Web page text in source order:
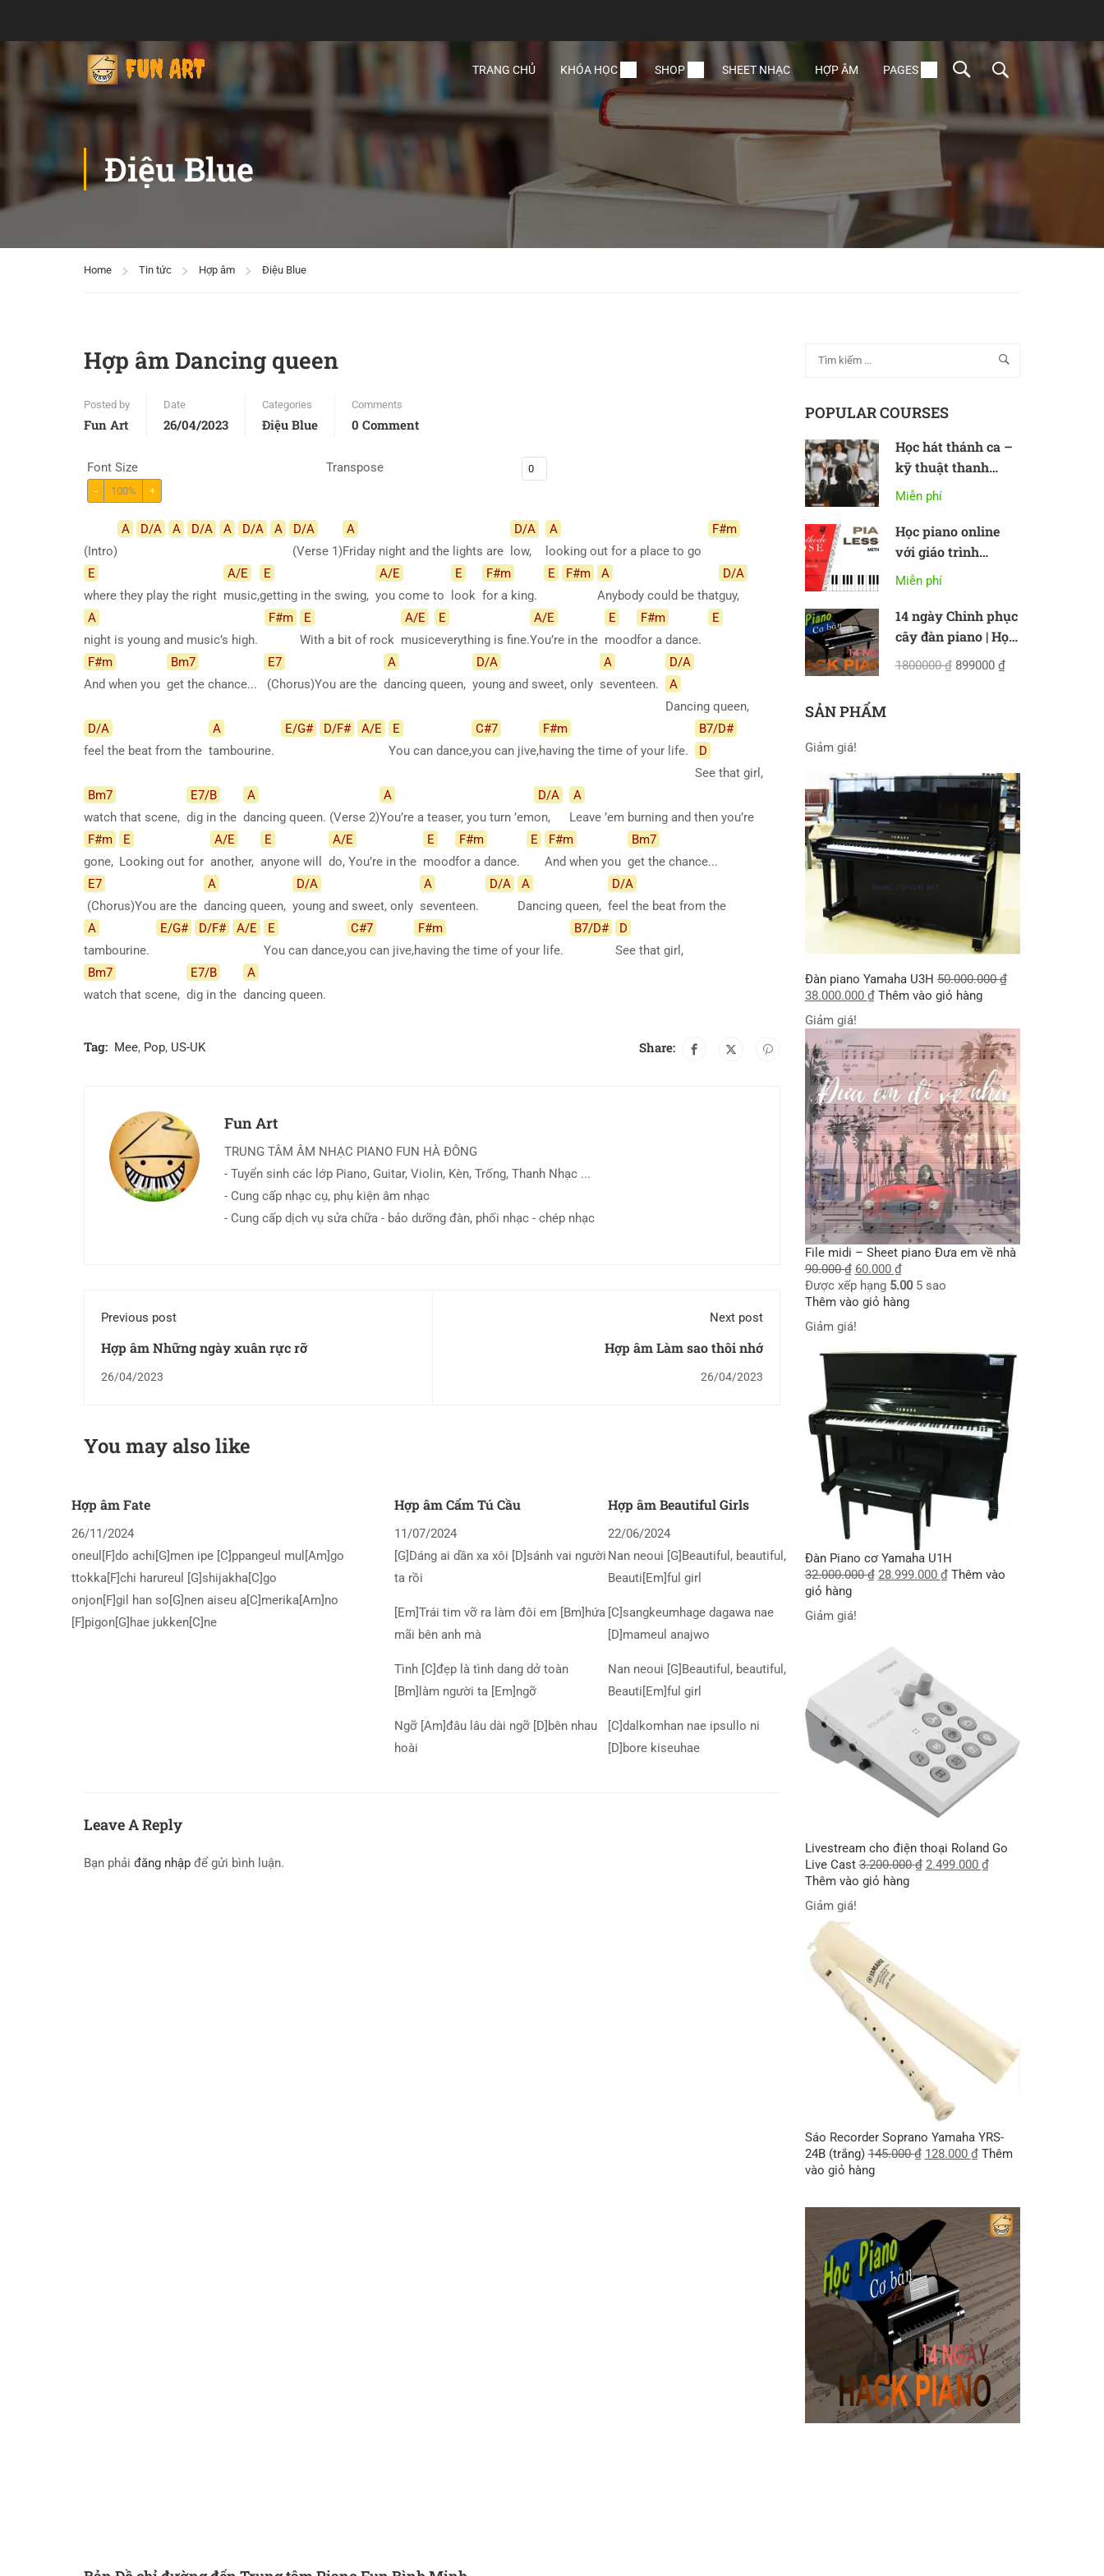
TRANG CHỦ KHÓA HỌC SHOP SHEET NHẠC HỢP ÂM PAGES
Điệu Blue
Home Tin tức Hợp âm Điệu Blue
Hợp âm Dancing queen
Posted by
Fun Art
Date
26/04/2023
Categories
Điệu Blue
Comments
0 Comment
Font Size
- 100% +
Transpose
(Intro)
A D/A A D/A A D/A A
D/A
(Verse 1)
A
Friday night and the lights are
D/A
low,
A
looking out for a place to go
F#m
E
where they play the right
A/E
music,
E
getting in the swing,
A/E
you come to
E
look
F#m
for a king.
E F#m
A
Anybody could be that
D/A
guy,
A
night is young and music’s high.
F#m
E
With a bit of rock
A/E
music
E
everything is fine.
A/E
You’re in the
E
mood
F#m
for a dance.
E
F#m
And when you
Bm7
get the chance...
E7
(Chorus)You are the
A
dancing queen,
D/A
young and sweet, only
A
seventeen.
D/A
A
Dancing queen,
D/A
feel the beat from the
A
tambourine.
E/G# D/F# A/E
E
You can dance,
C#7
you can jive,
F#m
having the time of your life.
B7/D#
D
See that girl,
Bm7
watch that scene,
E7/B
dig in the
A
dancing queen. (Verse 2)
A
You’re a teaser, you turn ’em
D/A
on,
A
Leave ’em burning and then you’re
F#m
gone,
E
Looking out for
A/E
another,
E
anyone will
A/E
do, You’re in the
E
mood
F#m
for a dance.
E
F#m
And when you
Bm7
get the chance...
E7
(Chorus)You are the
A
dancing queen,
D/A
young and sweet, only
A
seventeen.
D/A
A
Dancing queen,
D/A
feel the beat from the
A
tambourine.
E/G# D/F# A/E
E
You can dance,
C#7
you can jive,
F#m
having the time of your life.
B7/D#
D
See that girl,
Bm7
watch that scene,
E7/B
dig in the
A
dancing queen.
Tag: Mee, Pop, US-UK Share:
Fun Art
TRUNG TÂM ÂM NHẠC PIANO FUN HÀ ĐÔNG
- Tuyển sinh các lớp Piano, Guitar, Violin, Kèn, Trống, Thanh Nhạc ...
- Cung cấp nhạc cụ, phụ kiện âm nhạc
- Cung cấp dịch vụ sửa chữa - bảo dưỡng đàn, phối nhạc - chép nhạc
Previous post
Hợp âm Những ngày xuân rực rỡ
26/04/2023
Next post
Hợp âm Làm sao thôi nhớ
26/04/2023
You may also like
Hợp âm Fate
26/11/2024
oneul[F]do achi[G]men ipe [C]ppangeul mul[Am]go
ttokka[F]chi harureul [G]shijakha[C]go
onjon[F]gil han so[G]nen aiseu a[C]merika[Am]no
[F]pigon[G]hae jukken[C]ne
Hợp âm Cẩm Tú Cầu
11/07/2024
[G]Dáng ai dần xa xôi [D]sánh vai người
ta rồi
[Em]Trái tim vỡ ra làm đôi em [Bm]hứa
mãi bên anh mà
Tình [C]đẹp là tình dang dở toàn
[Bm]làm người ta [Em]ngỡ
Ngỡ [Am]đâu lâu dài ngỡ [D]bên nhau
hoài
Hợp âm Beautiful Girls
22/06/2024
Nan neoui [G]Beautiful, beautiful,
Beauti[Em]ful girl
[C]sangkeumhage dagawa nae
[D]mameul anajwo
Nan neoui [G]Beautiful, beautiful,
Beauti[Em]ful girl
[C]dalkomhan nae ipsullo ni
[D]bore kiseuhae
Leave A Reply
Bạn phải đăng nhập để gửi bình luận.
POPULAR COURSES
Học hát thánh ca –
kỹ thuật thanh
nhạc cơ bản
Miễn phí
Học piano online
với giáo trình
Methode Rose
Miễn phí
14 ngày Chinh phục
cây đàn piano | Học
piano online cơ bản
1800000 ₫ 899000 ₫
SẢN PHẨM
Giảm giá!
Đàn piano Yamaha U3H 50.000.000₫
38.000.000 ₫ Thêm vào giỏ hàng
Giảm giá!
File midi – Sheet piano Đưa em về nhà
90.000₫ 60.000 ₫
Được xếp hạng 5.005 sao
Thêm vào giỏ hàng
Giảm giá!
Đàn Piano cơ Yamaha U1H
32.000.000₫ 28.999.000 ₫ Thêm vào
giỏ hàng
Giảm giá!
Livestream cho điện thoại Roland Go
Live Cast 3.200.000₫ 2.499.000 ₫
Thêm vào giỏ hàng
Giảm giá!
Sáo Recorder Soprano Yamaha YRS-
24B (trắng) 145.000₫ 128.000 ₫ Thêm
vào giỏ hàng